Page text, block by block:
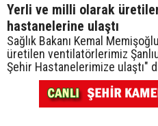
Yerli ve milli olarak
hastanelerine ulaştı
Sağlık Bakanı Kemal
üretilen ventilatörlerimiz
Şehir Hastanelerimize ulaştı"